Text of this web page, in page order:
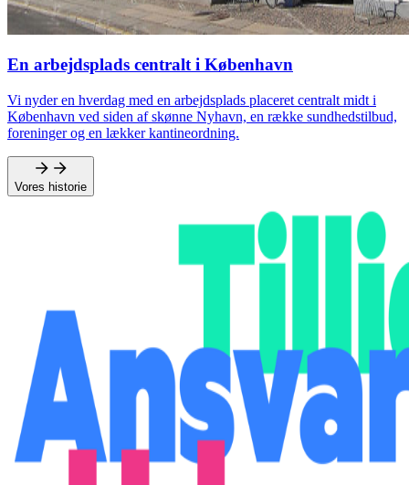
En arbejdsplads centralt i København
Vi nyder en hverdag med en arbejdsplads placeret centralt midt i
København ved siden af skønne Nyhavn, en række sundhedstilbud,
foreninger og en lækker kantineordning.
Vores historie